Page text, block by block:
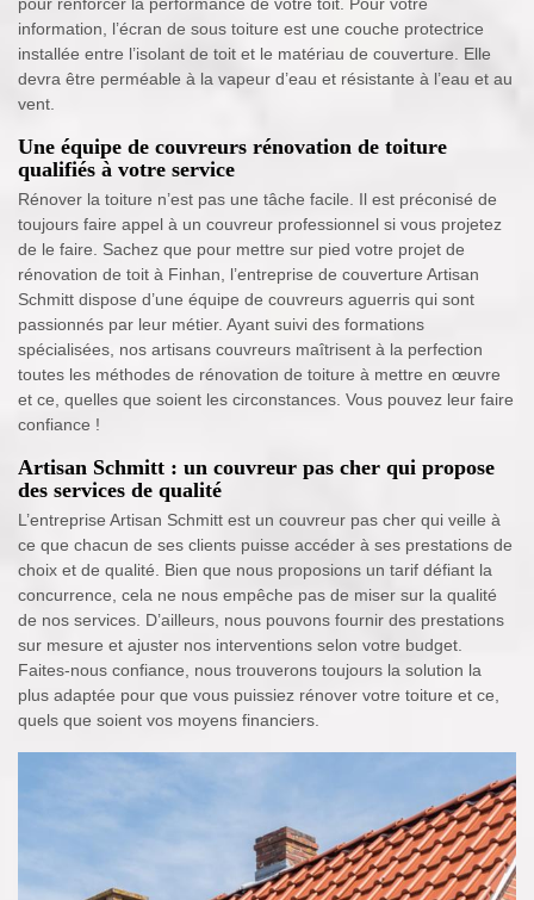
information, l’écran de sous toiture est une couche protectrice
installée entre l’isolant de toit et le matériau de couverture. Elle
devra être perméable à la vapeur d’eau et résistante à l’eau et au
vent.
Une équipe de couvreurs rénovation de toiture
qualifiés à votre service
Rénover la toiture n’est pas une tâche facile. Il est préconisé de
toujours faire appel à un couvreur professionnel si vous projetez
de le faire. Sachez que pour mettre sur pied votre projet de
rénovation de toit à Finhan, l’entreprise de couverture Artisan
Schmitt dispose d’une équipe de couvreurs aguerris qui sont
passionnés par leur métier. Ayant suivi des formations
spécialisées, nos artisans couvreurs maîtrisent à la perfection
toutes les méthodes de rénovation de toiture à mettre en œuvre
et ce, quelles que soient les circonstances. Vous pouvez leur faire
confiance !
Artisan Schmitt : un couvreur pas cher qui propose
des services de qualité
L’entreprise Artisan Schmitt est un couvreur pas cher qui veille à
ce que chacun de ses clients puisse accéder à ses prestations de
choix et de qualité. Bien que nous proposions un tarif défiant la
concurrence, cela ne nous empêche pas de miser sur la qualité
de nos services. D’ailleurs, nous pouvons fournir des prestations
sur mesure et ajuster nos interventions selon votre budget.
Faites-nous confiance, nous trouverons toujours la solution la
plus adaptée pour que vous puissiez rénover votre toiture et ce,
quels que soient vos moyens financiers.